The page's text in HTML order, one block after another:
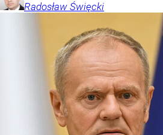
Radosław Święcki